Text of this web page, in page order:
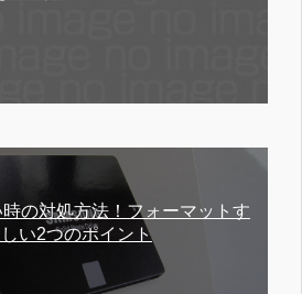
の対処方法！フォーマットす
い2つのポイント